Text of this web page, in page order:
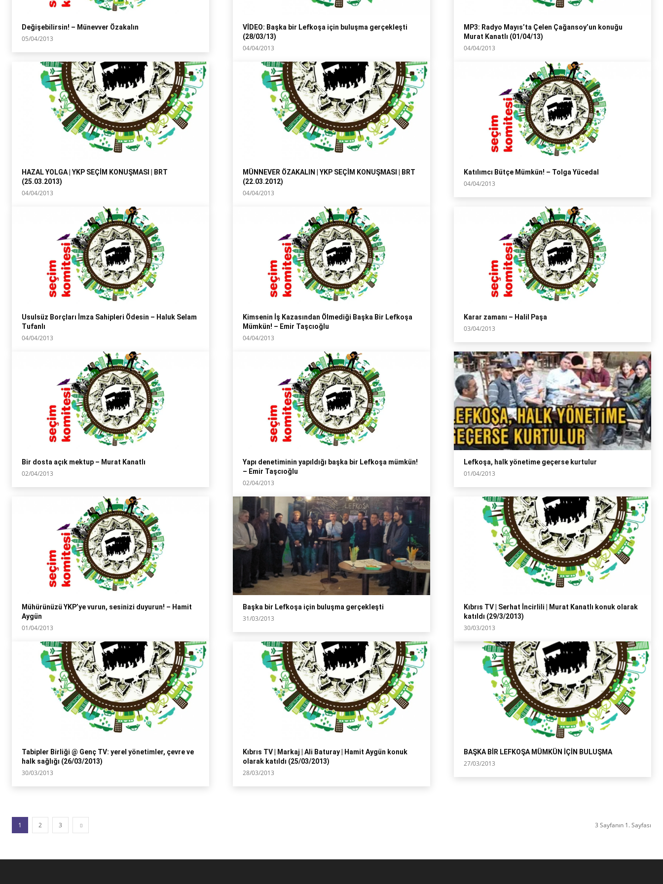
Değişebilirsin! – Münevver Özakalın
05/04/2013
VİDEO: Başka bir Lefkoşa için buluşma gerçekleşti
(28/03/13)
04/04/2013
MP3: Radyo Mayıs’ta Çelen Çağansoy’un konuğu
Murat Kanatlı (01/04/13)
04/04/2013
HAZAL YOLGA | YKP SEÇİM KONUŞMASI | BRT
(25.03.2013)
04/04/2013
MÜNNEVER ÖZAKALIN | YKP SEÇİM KONUŞMASI | BRT
(22.03.2012)
04/04/2013
Katılımcı Bütçe Mümkün! – Tolga Yücedal
04/04/2013
Usulsüz Borçları İmza Sahipleri Ödesin – Haluk Selam
Tufanlı
04/04/2013
Kimsenin İş Kazasından Ölmediği Başka Bir Lefkoşa
Mümkün! – Emir Taşcıoğlu
04/04/2013
Karar zamanı – Halil Paşa
03/04/2013
Bir dosta açık mektup – Murat Kanatlı
02/04/2013
Yapı denetiminin yapıldığı başka bir Lefkoşa mümkün!
– Emir Taşcıoğlu
02/04/2013
Lefkoşa, halk yönetime geçerse kurtulur
01/04/2013
Mühürünüzü YKP’ye vurun, sesinizi duyurun! – Hamit
Aygün
01/04/2013
Başka bir Lefkoşa için buluşma gerçekleşti
31/03/2013
Kıbrıs TV | Serhat İncirlili | Murat Kanatlı konuk olarak
katıldı (29/3/2013)
30/03/2013
Tabipler Birliği @ Genç TV: yerel yönetimler, çevre ve
halk sağlığı (26/03/2013)
30/03/2013
Kıbrıs TV | Markaj | Ali Baturay | Hamit Aygün konuk
olarak katıldı (25/03/2013)
28/03/2013
BAŞKA BİR LEFKOŞA MÜMKÜN İÇİN BULUŞMA
27/03/2013
1 2 3 3 Sayfanın 1. Sayfası